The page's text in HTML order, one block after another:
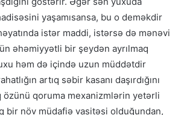
yaşamısansa, bu o deməkdir
istər maddi, istərsə də mənəvi
əhəmiyyətli bir şeydən ayrılmaq
həm də içində uzun müddətdir
artıq səbir kasanı daşırdığını
özünü qoruma mexanizmlərin yetərli
bir növ müdafiə vasitəsi olduğundan,